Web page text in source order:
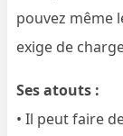
pouvez même
exige de
Ses atouts :
• Il peut faire